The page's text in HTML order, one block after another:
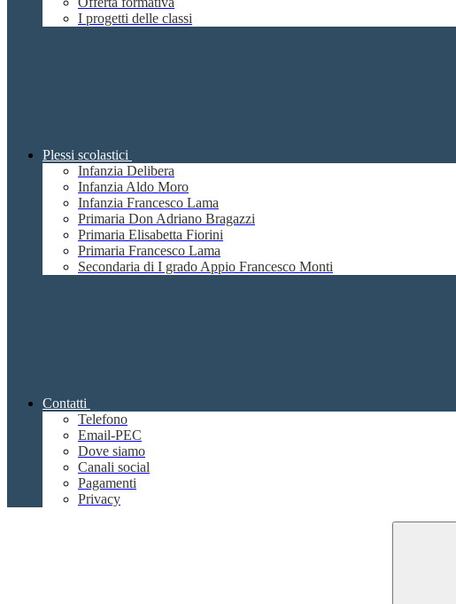
I progetti delle classi
Plessi scolastici
Infanzia Delibera
Infanzia Aldo Moro
Infanzia Francesco Lama
Primaria Don Adriano Bragazzi
Primaria Elisabetta Fiorini
Primaria Francesco Lama
Secondaria di I grado Appio Francesco Monti
Contatti
Telefono
Email-PEC
Dove siamo
Canali social
Pagamenti
Privacy